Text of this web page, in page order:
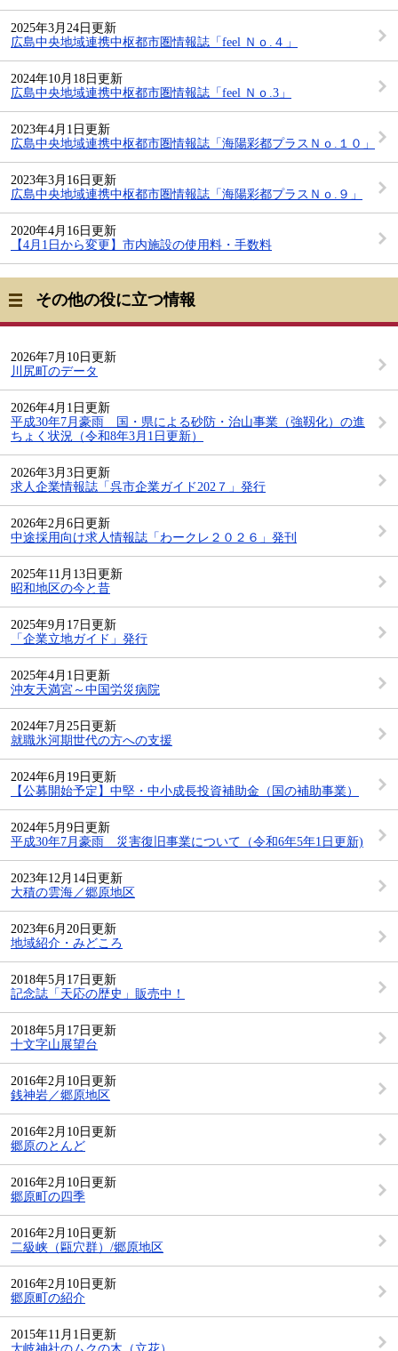
2025年3月24日更新
広島中央地域連携中枢都市圏情報誌「feel Ｎｏ.４」
2024年10月18日更新
広島中央地域連携中枢都市圏情報誌「feel Ｎｏ.3」
2023年4月1日更新
広島中央地域連携中枢都市圏情報誌「海陽彩都プラスＮｏ.１０」
2023年3月16日更新
広島中央地域連携中枢都市圏情報誌「海陽彩都プラスＮｏ.９」
2020年4月16日更新
【4月1日から変更】市内施設の使用料・手数料
その他の役に立つ情報
2026年7月10日更新
川尻町のデータ
2026年4月1日更新
平成30年7月豪雨 国・県による砂防・治山事業（強靱化）の進
ちょく状況（令和8年3月1日更新）
2026年3月3日更新
求人企業情報誌「呉市企業ガイド202７」発行
2026年2月6日更新
中途採用向け求人情報誌「わークレ２０２６」発刊
2025年11月13日更新
昭和地区の今と昔
2025年9月17日更新
「企業立地ガイド」発行
2025年4月1日更新
沖友天満宮～中国労災病院
2024年7月25日更新
就職氷河期世代の方への支援
2024年6月19日更新
【公募開始予定】中堅・中小成長投資補助金（国の補助事業）
2024年5月9日更新
平成30年7月豪雨 災害復旧事業について（令和6年5年1日更新)
2023年12月14日更新
大積の雲海／郷原地区
2023年6月20日更新
地域紹介・みどころ
2018年5月17日更新
記念誌「天応の歴史」販売中！
2018年5月17日更新
十文字山展望台
2016年2月10日更新
銭神岩／郷原地区
2016年2月10日更新
郷原のとんど
2016年2月10日更新
郷原町の四季
2016年2月10日更新
二級峡（甌穴群）/郷原地区
2016年2月10日更新
郷原町の紹介
2015年11月1日更新